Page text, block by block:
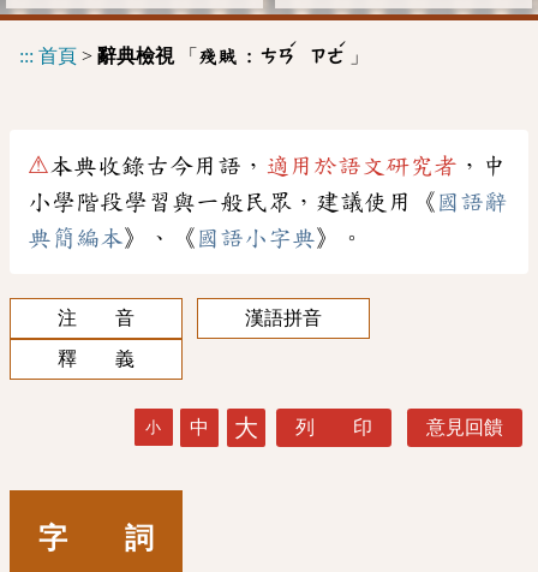
::: 首頁 > 辭典檢視「 殘賊 : ㄘㄢ
ˊ
ㄗㄜ
ˊ
」
⚠本典收錄古今用語， 適用於語文研究者 ，中
小學階段學習與一般民眾，建議使用《 國語辭
典簡編本》、《 國語小字典》。
注 音
漢語拼音
釋 義
小 中 大 列 印 意見回饋
字 詞